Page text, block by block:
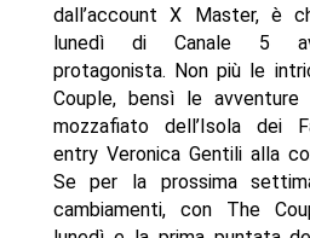
dall’account X Master, è
lunedì di Canale 5
protagonista. Non più le
Couple, bensì le
mozzafiato dell’Isola dei
entry Veronica Gentili alla
Se per la prossima
cambiamenti, con The